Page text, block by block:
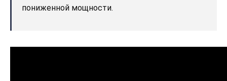
пониженной мощности.